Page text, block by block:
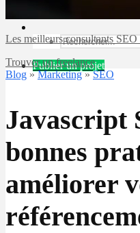
Publier un projet
Les meilleurs consultants
Trouver un freelance
Blog »Marketing»SEO
Javascript
bonnes
améliorer